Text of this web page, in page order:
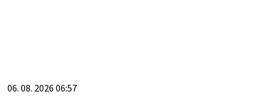
06. 08. 2026 06:57